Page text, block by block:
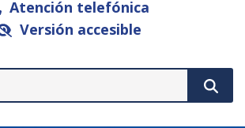
Atención telefónica
Versión accesible